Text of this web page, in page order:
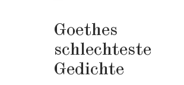
Goethes
schlechteste
Gedichte